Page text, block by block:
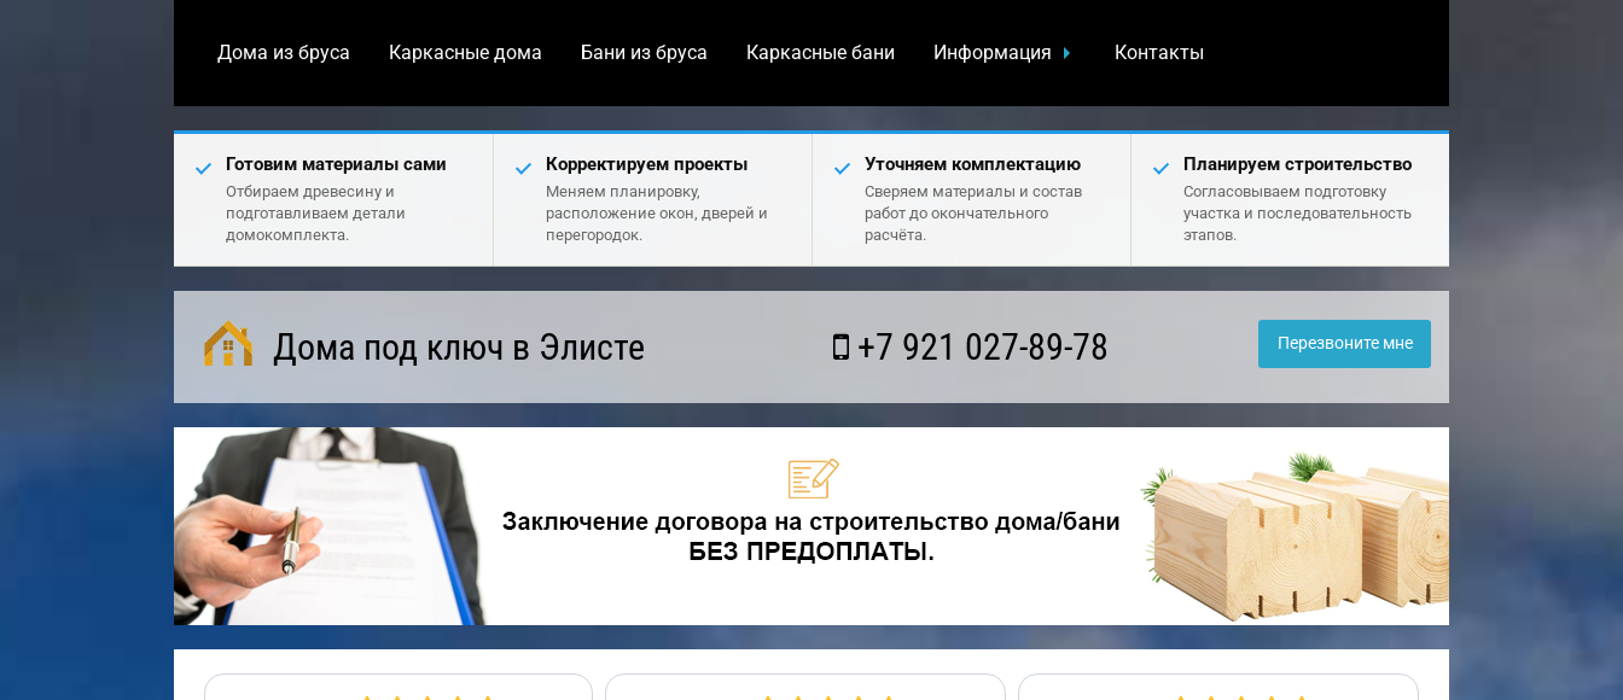
Дома из бруса Каркасные дома Бани из бруса Каркасные бани Информация Контакты
Готовим материалы сами
Отбираем древесину и
подготавливаем детали
домокомплекта.
Корректируем проекты
Меняем планировку,
расположение окон, дверей и
перегородок.
Уточняем комплектацию
Сверяем материалы и состав
работ до окончательного
расчёта.
Планируем строительство
Согласовываем подготовку
участка и последовательность
этапов.
Дома под ключ в Элисте +7 921 027-89-78 Перезвоните мне